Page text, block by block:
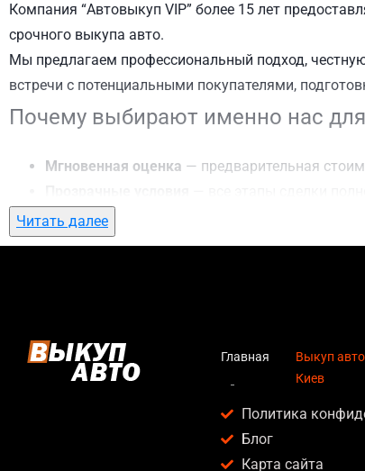
Компания “Автовыкуп VIP” более 15 лет
срочного выкупа авто.
Мы предлагаем профессиональный подход,
встречи с потенциальными покупателями,
Почему выбирают именно нас
Мгновенная оценка — предварительная
Гибкий подход
Честные цены— предлагаем до 95% от
Кому подойдет выкуп авто в
Услуга выкуп авто в Березняки, Киев актуальна для:
Владельцев автомобилей после аварии,
Читать далее
Главная
Выкуп
Киев
Политика
Блог
Карта сайта